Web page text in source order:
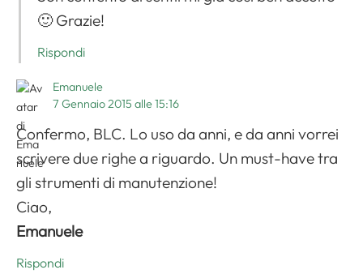
🙂 Grazie!
Rispondi
Emanuele
7 Gennaio 2015 alle 15:16
Confermo, BLC. Lo uso da anni, e da anni vorrei
scrivere due righe a riguardo. Un must-have tra
gli strumenti di manutenzione!
Ciao,
Emanuele
Rispondi